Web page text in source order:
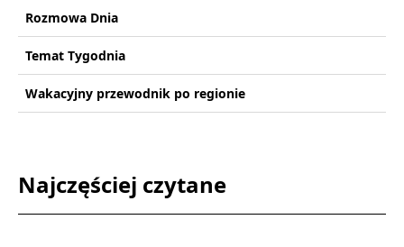
Rozmowa Dnia
Temat Tygodnia
Wakacyjny przewodnik po regionie
Najczęściej czytane